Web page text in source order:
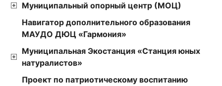
Муниципальный опорный центр (МОЦ)
Навигатор дополнительного образования
МАУДО ДЮЦ «Гармония»
Муниципальная Экостанция «Станция юных
натуралистов»
Проект по патриотическому воспитанию